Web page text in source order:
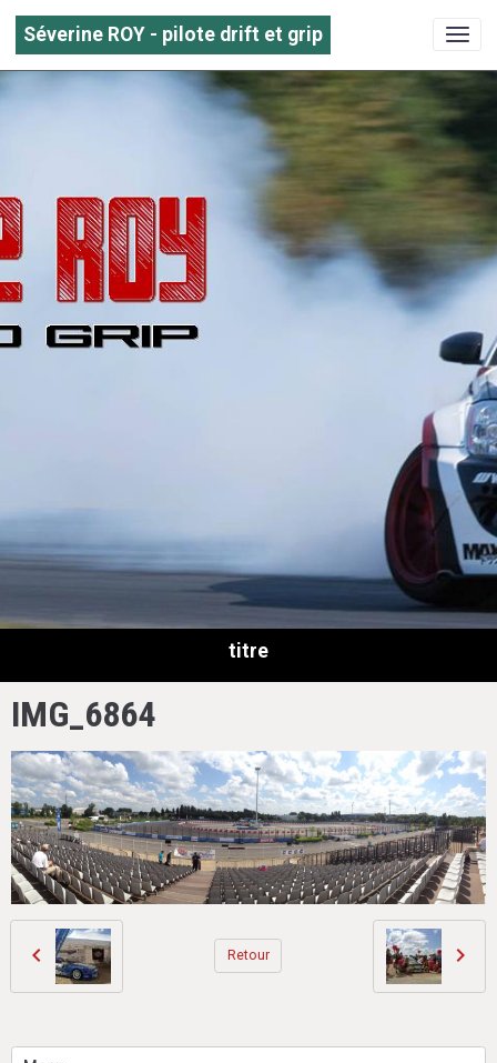
Séverine ROY - pilote drift et grip
titre
IMG_6864
Retour